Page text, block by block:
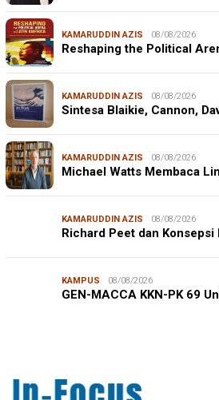
KAMARUDDIN AZIS 08/08/2026
Reshaping the Political
KAMARUDDIN AZIS 08/08/2026
Sintesa Blaikie, Cannon,
KAMARUDDIN AZIS 08/08/2026
Michael Watts Membaca
KAMARUDDIN AZIS 08/08/2026
Richard Peet dan
KAMPUS 08/08/2026
GEN-MACCA KKN-PK 69
JURNALISME WARGA 08/08/2026